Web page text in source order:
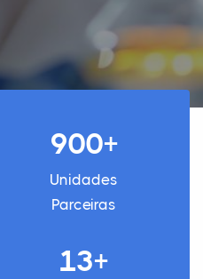
900+
Unidades
Parceiras
13+